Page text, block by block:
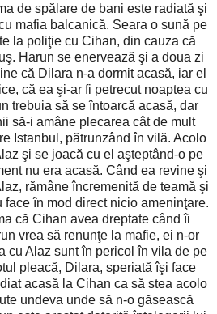
de spălare de bani este radiată şi
mafia balcanică. Seara o sună pe
la poliţie cu Cihan, din cauza că
Harun se enervează şi a doua zi
că Dilara n-a dormit acasă, iar el
că ea şi-ar fi petrecut noaptea cu
trebuia să se întoarcă acasă, dar
să-i amâne plecarea cât de mult
Istanbul, pătrunzând în vilă. Acolo
şi se joacă cu el aşteptând-o pe
nu era acasă. Când ea revine şi
rămâne încremenită de teamă şi
face în mod direct nicio ameninţare.
că Cihan avea dreptate când îi
vrea să renunţe la mafie, ei n-or
cu Alaz sunt în pericol în vila de pe
pleacă, Dilara, speriată îşi face
acasă la Cihan ca să stea acolo
undeva unde să n-o găsească